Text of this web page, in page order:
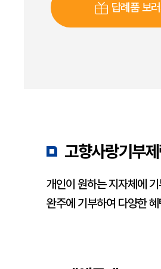
답례품 보러
고향사랑기부
개인이 원하는 지자체에
완주에 기부하여 다양한